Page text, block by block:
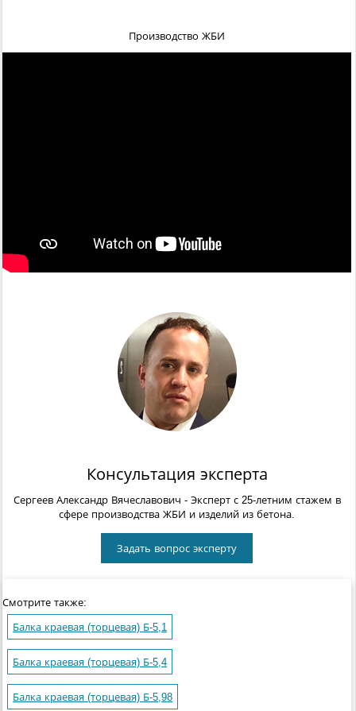
Производство ЖБИ
Консультация эксперта
Сергеев Александр Вячеславович - Эксперт с 25-летним стажем в
сфере производства ЖБИ и изделий из бетона.
Задать вопрос эксперту
Смотрите также:
Балка краевая (торцевая) Б-5,1
Балка краевая (торцевая) Б-5,4
Балка краевая (торцевая) Б-5,98